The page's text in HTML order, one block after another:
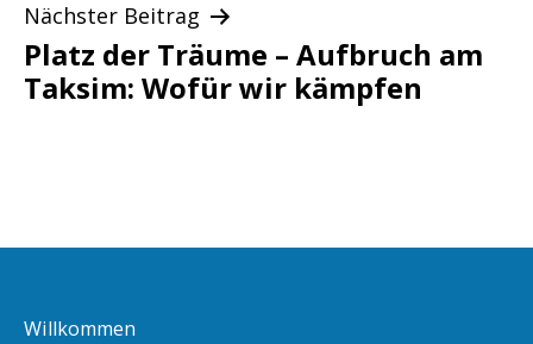
Nächster Beitrag
Platz der Träume – Aufbruch am
Taksim: Wofür wir kämpfen
Willkommen